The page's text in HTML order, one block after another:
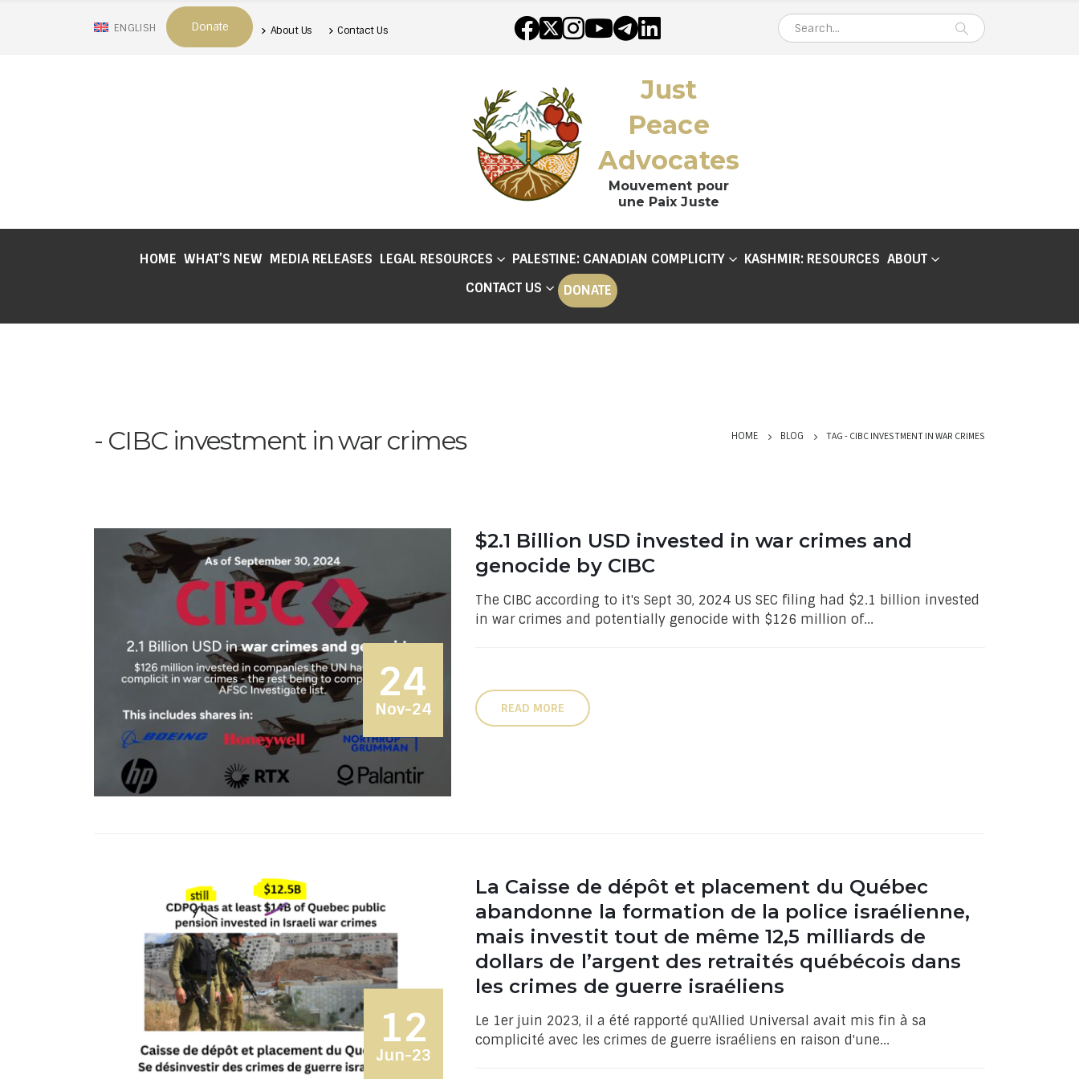
ENGLISH Donate About Us Contact Us
Just
Peace
Advocates
Mouvement pour
une Paix Juste
HOME WHAT’S NEW MEDIA RELEASES LEGAL RESOURCES PALESTINE: CANADIAN COMPLICITY KASHMIR: RESOURCES ABOUT
CONTACT US
DONATE
CIBC investment in war crimes HOME BLOG TAG -CIBC INVESTMENT IN WAR CRIMES
24
Nov-24
$2.1 Billion USD invested in war crimes and
genocide by CIBC
The CIBC according to it's Sept 30, 2024 US SEC filing had $2.1 billion invested
in war crimes and potentially genocide with $126 million of...
READ MORE
12
Jun-23
La Caisse de dépôt et placement du Québec
abandonne la formation de la police israélienne,
mais investit tout de même 12,5 milliards de
dollars de l’argent des retraités québécois dans
les crimes de guerre israéliens
Le 1er juin 2023, il a été rapporté qu'Allied Universal avait mis fin à sa
complicité avec les crimes de guerre israéliens en raison d'une...